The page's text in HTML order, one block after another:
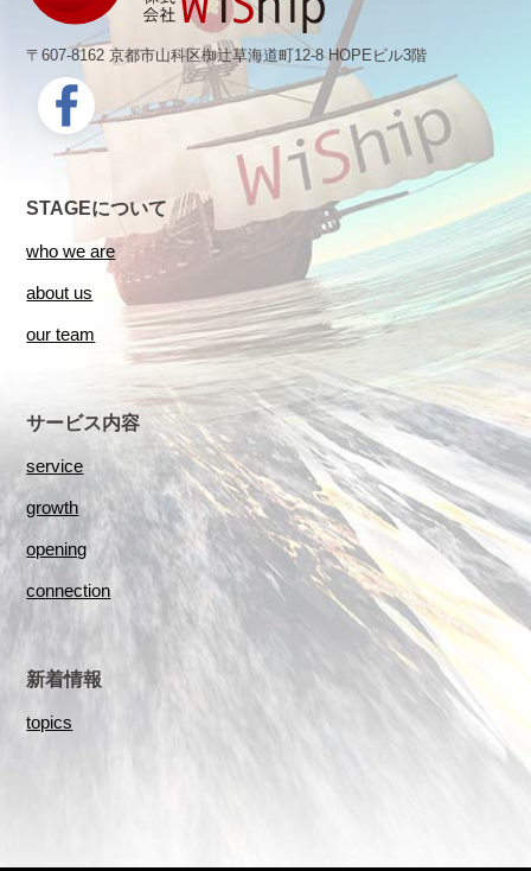
〒607-8162 京都市山科区椥辻草海道町12-8 HOPEビル3階
STAGEについて
who we are
about us
our team
サービス内容
service
growth
opening
connection
新着情報
topics